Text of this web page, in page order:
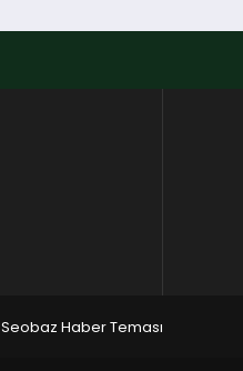
Seobaz Haber Teması